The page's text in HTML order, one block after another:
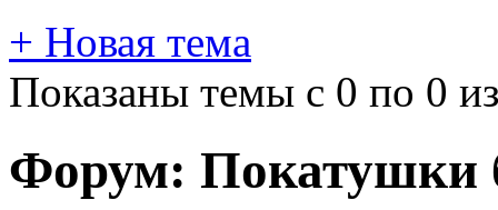
+ Новая тема
Показаны темы с 0 по 0
Форум: Покатушки